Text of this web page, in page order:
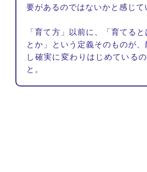
要があるのではないかと感じて
「育て方」以前に、「育てる
とか」という定義そのものが
し確実に変わりはじめている
と。